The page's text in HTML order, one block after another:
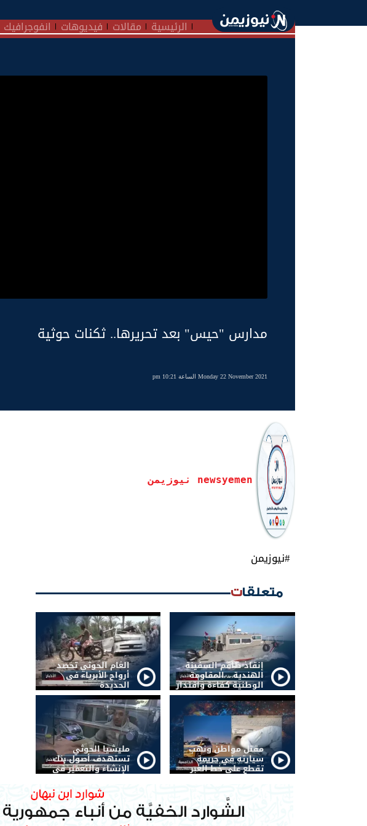
الرئيسية مقالات فيديوهات انفوجرافيك
مدارس "حيس" بعد تحريرها.. ثكنات حوثية
Monday 22 November 2021 الساعة 10:21 pm
newsyemen نيوزيمن
‏#نيوزيمن
متعلقات
إنقاذ طاقم السفينة
الهندية .. المقاومة
الوطنية كفاءة واقتدار
الغام الحوثي تحصد
أرواح الأبرياء في
الحديدة
مقتل مواطن ونهب
سيارته في جريمة
تقطع على خط العبر
مليشيا الحوثي
تستهدف أصول بنك
الإنشاء والتعمير في
صنعاء